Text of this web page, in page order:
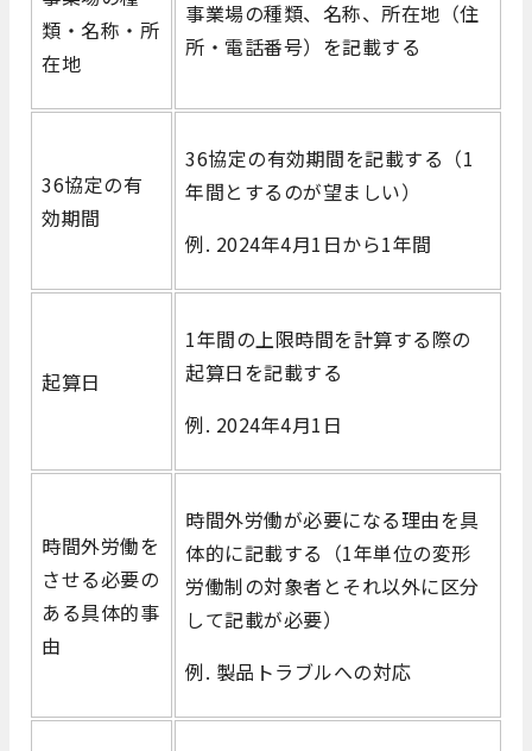
類・名称・所
在地
事業場の種類、名称、所在地（住
所・電話番号）を記載する
36協定の有
効期間
36協定の有効期間を記載する（1
年間とするのが望ましい）
例. 2024年4月1日から1年間
起算日
1年間の上限時間を計算する際の
起算日を記載する
例. 2024年4月1日
時間外労働を
させる必要の
ある具体的事
由
時間外労働が必要になる理由を具
体的に記載する（1年単位の変形
労働制の対象者とそれ以外に区分
して記載が必要）
例. 製品トラブルへの対応